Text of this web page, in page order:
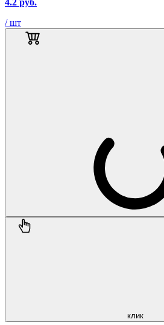
/ шт
клик